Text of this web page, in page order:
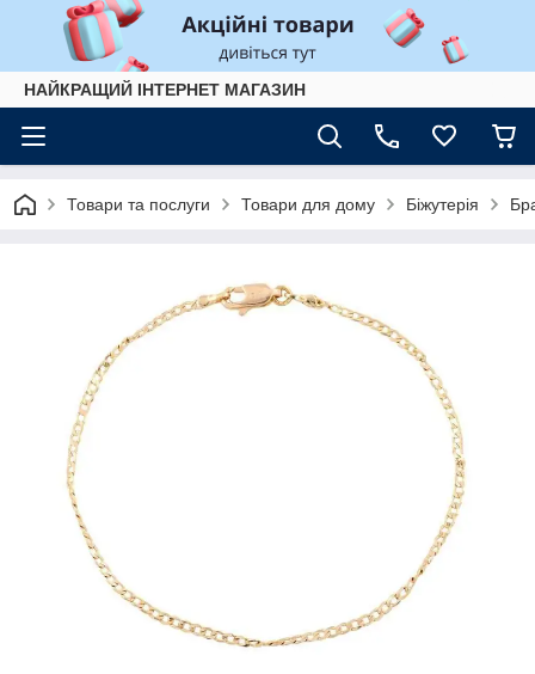
НАЙКРАЩИЙ ІНТЕРНЕТ МАГАЗИН
Товари та послуги Товари для дому Біжутерія